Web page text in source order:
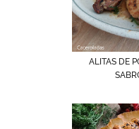
ALITAS DE